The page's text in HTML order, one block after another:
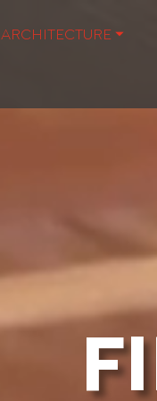
ARCHITECTURE ⏷